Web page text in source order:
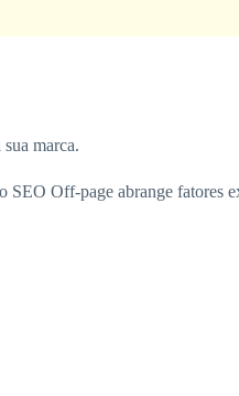
marca.
Off-page abrange fatores